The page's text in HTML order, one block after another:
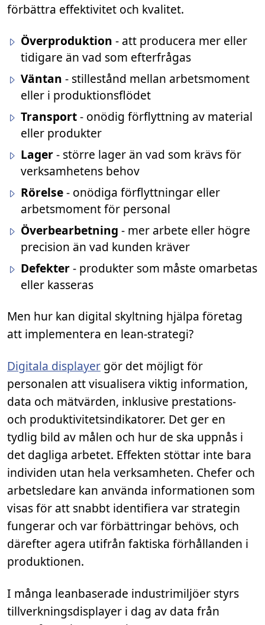
förbättra effektivitet och kvalitet.
Överproduktion - att producera mer eller
tidigare än vad som efterfrågas
Väntan - stillestånd mellan arbetsmoment
eller i produktionsflödet
Transport- onödig förflyttning av material
eller produkter
Lager- större lager än vad som krävs för
verksamhetens behov
Rörelse- onödiga förflyttningar eller
arbetsmoment för personal
Överbearbetning - mer arbete eller högre
precision än vad kunden kräver
Defekter- produkter som måste omarbetas
eller kasseras
Men hur kan digital skyltning hjälpa företag
att implementera en lean-strategi?
Digitala displayer gör det möjligt för
personalen att visualisera viktig information,
data och mätvärden, inklusive prestations-
och produktivitetsindikatorer. Det ger en
tydlig bild av målen och hur de ska uppnås i
det dagliga arbetet. Effekten stöttar inte bara
individen utan hela verksamheten. Chefer och
arbetsledare kan använda informationen som
visas för att snabbt identifiera var strategin
fungerar och var förbättringar behövs, och
därefter agera utifrån faktiska förhållanden i
produktionen.
I många leanbaserade industrimiljöer styrs
tillverkningsdisplayer i dag av data från